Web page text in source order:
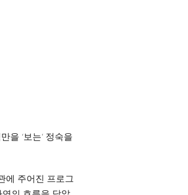
을 ‘보는’ 정숙을
에 주어진 프로그